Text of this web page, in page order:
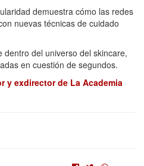
demuestra cómo las redes
nuevas técnicas de cuidado
del universo del skincare,
en cuestión de segundos.
y exdirector de La Academia